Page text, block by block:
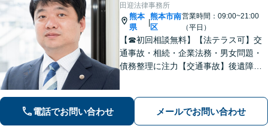
田迎法律事務所
熊本
県
|
熊本市南
区
営業時間：09:00~21:00
（平日）
【☎︎初回相談無料】【法テラス可】交
通事故・相続・企業法務・男女問題・
債務整理に注力【交通事故】後遺障害
もご相談ください【駐車場あり】
電話でお問い合わせ メールでお問い合わせ